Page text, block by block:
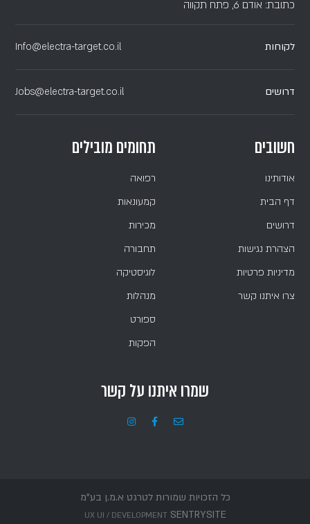
כתובת: אודם 6, פתח תקווה
לקוחות Info@electra-target.co.il
דרושים Jobs@electra-target.co.il
חשובים
אודותינו
דף הבית
דרושים
הצהרת נגישות
מדיניות פרטיות
צרו איתנו קשר
תחומים מובילים
רפואה
קמעונאות
מכירות
תחבורה
לוגיסטיקה
מנהלות
ספורט
הפקות
שמרו איתנו על קשר
כל הזכויות שמורות לטרגט א.מ.ן בע"מ
SENTRYSITE
UX UI / DEVELOPMENT